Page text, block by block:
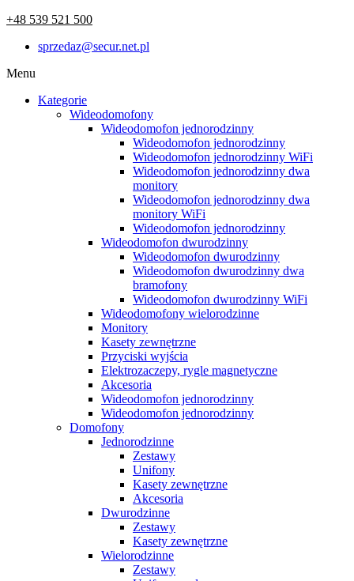
+48 539 521 500
sprzedaz@secur.net.pl
Menu
Kategorie
Wideodomofony
Wideodomofon jednorodzinny
Wideodomofon jednorodzinny
Wideodomofon jednorodzinny WiFi
Wideodomofon jednorodzinny dwa
monitory
Wideodomofon jednorodzinny dwa
monitory WiFi
Wideodomofon jednorodzinny
Wideodomofon dwurodzinny
Wideodomofon dwurodzinny
Wideodomofon dwurodzinny dwa
bramofony
Wideodomofon dwurodzinny WiFi
Wideodomofony wielorodzinne
Monitory
Kasety zewnętrzne
Przyciski wyjścia
Elektrozaczepy, rygle magnetyczne
Akcesoria
Wideodomofon jednorodzinny
Wideodomofon jednorodzinny
Domofony
Jednorodzinne
Zestawy
Unifony
Kasety zewnętrzne
Akcesoria
Dwurodzinne
Zestawy
Kasety zewnętrzne
Wielorodzinne
Zestawy